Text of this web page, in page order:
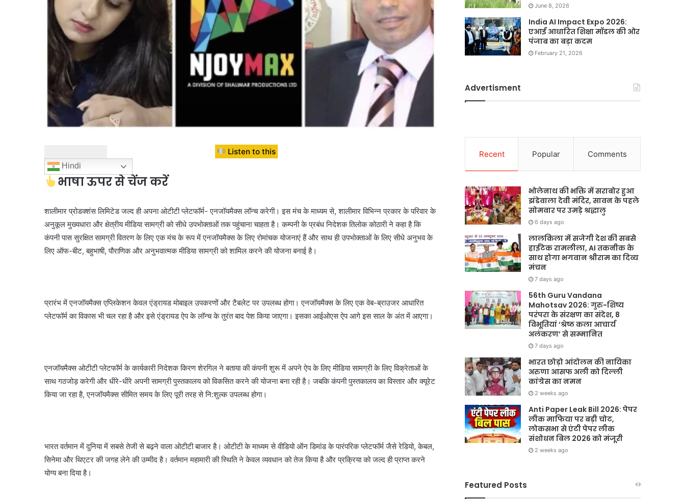
Listen to this
Hindi
भाषा ऊपर से चेंज करें
शालीमार प्रोडक्शंस लिमिटेड जल्द ही अपना ओटीटी प्लेटफॉर्म- एनजॉयमैक्स लॉन्च करेगी। इस मंच के माध्यम से, शालीमार विभिन्न प्रकार के परिवार के
अनुकूल मुख्यधारा और क्षेत्रीय मीडिया सामग्री को सीधे उपभोक्ताओं तक पहुंचाना चाहता है। कम्पनी के प्रबंध निदेशक तिलोक कोठारी ने कहा है कि
कंपनी पास सुरक्षित सामग्री वितरण के लिए एक मंच के रूप में एनजॉयमैक्स के लिए रोमांचक योजनाएं हैं और साथ ही उपभोक्ताओं के लिए सीधे अनुभव के
लिए ऑफ-बीट, बहुभाषी, पौराणिक और अनुभवात्मक मीडिया सामग्री को शामिल करने की योजना बनाई है।
प्रारंभ में एनजॉयमैक्स एप्लिकेशन केवल एंड्रायड मोबाइल उपकरणों और टैबलेट पर उपलब्ध होगा। एनजॉयमैक्स के लिए एक वेब-ब्राउजर आधारित
प्लेटफॉर्म का विकास भी चल रहा है और इसे एंड्रायड ऐप के लॉन्च के तुरंत बाद पेश किया जाएगा। इसका आईओएस ऐप आगे इस साल के अंत में आएगा।
एनजॉयमैक्स ओटीटी प्लेटफॉर्म के कार्यकारी निदेशक किरण शेरगिल ने बताया की कंपनी शुरू में अपने ऐप के लिए मीडिया सामग्री के लिए विक्रेताओं के
साथ गठजोड़ करेगी और धीरे-धीरे अपनी सामग्री पुस्तकालय को विकसित करने की योजना बना रही है। जबकि कंपनी पुस्तकालय का विस्तार और क्यूरेट
किया जा रहा है, एनजॉयमैक्स सीमित समय के लिए पूरी तरह से नि:शुल्क उपलब्ध होगा।
भारत वर्तमान में दुनिया में सबसे तेजी से बढ़ने वाला ओटीटी बाजार है। ओटीटी के माध्यम से वीडियो ऑन डिमांड के पारंपरिक प्लेटफॉर्म जैसे रेडियो, केबल,
सिनेमा और थिएटर की जगह लेने की उम्मीद है। वर्तमान महामारी की स्थिति ने केवल व्यवधान को तेज किया है और प्रक्रिया को जल्द ही प्राप्त करने
योग्य बना दिया है।
June 8, 2026
India AI Impact Expo 2026:
एआई आधारित शिक्षा मॉडल की ओर
पंजाब का बड़ा कदम
February 21, 2026
Advertisment
Recent Popular Comments
भोलेनाथ की भक्ति में सराबोर हुआ
झंडेवाला देवी मंदिर, सावन के पहले
सोमवार पर उमड़े श्रद्धालु
6 days ago
लालकिला में सजेगी देश की सबसे
हाईटेक रामलीला, AI तकनीक के
साथ होगा भगवान श्रीराम का दिव्य
मंचन
7 days ago
56th Guru Vandana
Mahotsav 2026: गुरु-शिष्य
परंपरा के संरक्षण का संदेश, 8
विभूतियां ‘श्रेष्ठ कला आचार्य
अलंकरण’ से सम्मानित
7 days ago
भारत छोड़ो आंदोलन की नायिका
अरुणा आसफ अली को दिल्ली
कांग्रेस का नमन
2 weeks ago
Anti Paper Leak Bill 2026: पेपर
लीक माफिया पर बड़ी चोट,
लोकसभा से एंटी पेपर लीक
संशोधन बिल 2026 को मंजूरी
2 weeks ago
Featured Posts